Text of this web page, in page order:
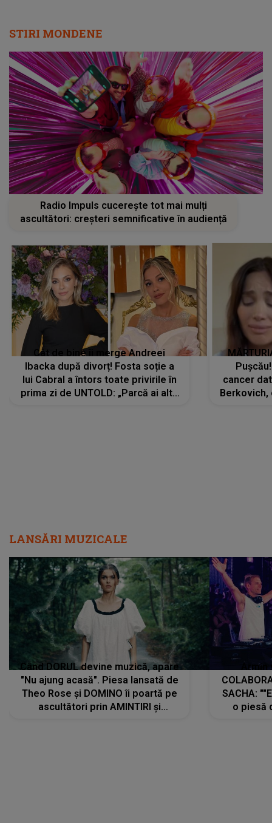
STIRI MONDENE
Radio Impuls cucerește tot mai mulți
ascultători: creșteri semnificative în audiență
Cât de bine îi merge Andreei
Ibacka după divorț! Fosta soție a
lui Cabral a întors toate privirile în
prima zi de UNTOLD: „Parcă ai altă
cancer
Berkovich,
LANSĂRI MUZICALE
Când DORUL devine muzică, apare
"Nu ajung acasă". Piesa lansată de
Theo Rose și DOMINO îi poartă pe
ascultători prin AMINTIRI și
SACHA:
o piesă